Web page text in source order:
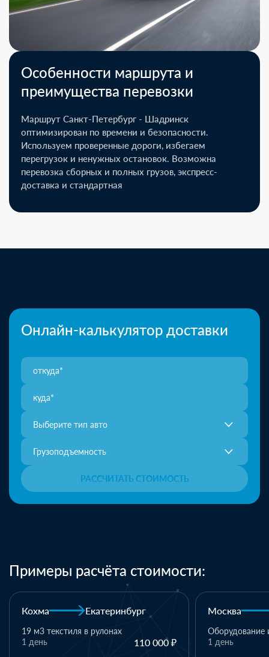
Особенности маршрута и
преимущества перевозки
Маршрут Санкт-Петербург - Шадринск
оптимизирован по времени и безопасности.
Используем проверенные дороги, избегаем
перегрузок и ненужных остановок. Возможна
перевозка сборных и полных грузов, экспресс-
доставка и стандартная
Онлайн-калькулятор доставки
Выберите тип авто
Грузоподъемность
РАССЧИТАТЬ СТОИМОСТЬ
Примеры расчёта стоимости:
Москва Казань
Оборудование и комплектующие
110 000 ₽
1 день
Казань
1 паллет -